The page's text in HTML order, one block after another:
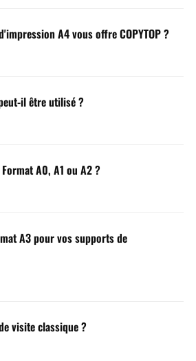
A4 vous offre COPYTOP ?
il être utilisé ?
A0, A1 ou A2 ?
A3 pour vos supports de
visite classique ?